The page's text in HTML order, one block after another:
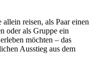
allein reisen, als Paar einen
oder als Gruppe ein
möchten – das
Ausstieg aus dem